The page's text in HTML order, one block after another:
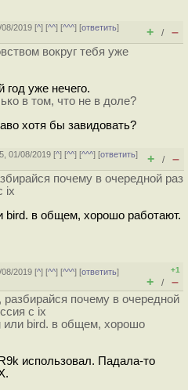
2019 [^] [^^] [^^^] [ответить]
+ / –
вокруг тебя уже
год уже нечего.
в том, что не в доле?
хотя бы завидовать?
01/08/2019 [^] [^^] [^^^] [ответить]
+ / –
почему в очередной раз
ix
bird. в общем, хорошо работают.
2019 [^] [^^] [^^^] [ответить]
+1
+ / –
почему в очередной
с ix
или bird. в общем, хорошо
использовал. Падала-то